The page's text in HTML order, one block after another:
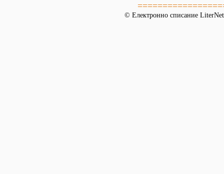
© Електронно списание